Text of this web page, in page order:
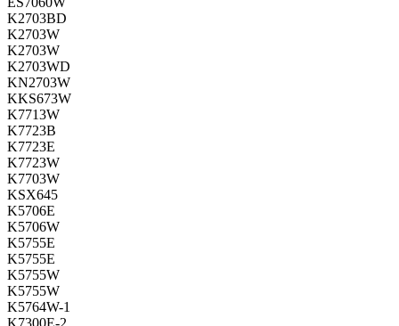
K2703BD
K2703W
K2703W
K2703WD
KN2703W
KKS673W
K7713W
K7723B
K7723E
K7723W
K7703W
KSX645
K5706E
K5706W
K5755E
K5755E
K5755W
K5755W
K5764W-1
K7300E-2